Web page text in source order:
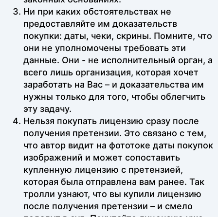
Ни при каких обстоятельствах не
предоставляйте им доказательств
покупки: даты, чеки, скрины. Помните, что
они не уполномочены требовать эти
данные. Они - не исполнительный орган, а
всего лишь организация, которая хочет
заработать на Вас – и доказательства им
нужны только для того, чтобы облегчить
эту задачу.
Нельзя покупать лицензию сразу после
получения претензии. Это связано с тем,
что автор видит на фототоке даты покупок
изображений и может сопоставить
купленную лицензию с претензией,
которая была отправлена вам ранее. Так
тролли узнают, что вы купили лицензию
после получения претензии – и смело